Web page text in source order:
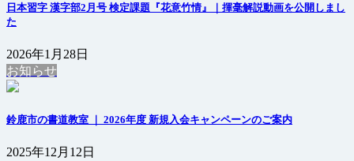
日本習字 漢字部2月号 検定課題『花意竹情』｜揮毫解説動画を公開しまし
た
2026年1月28日
お知らせ
鈴鹿市の書道教室 ｜ 2026年度 新規入会キャンペーンのご案内
2025年12月12日